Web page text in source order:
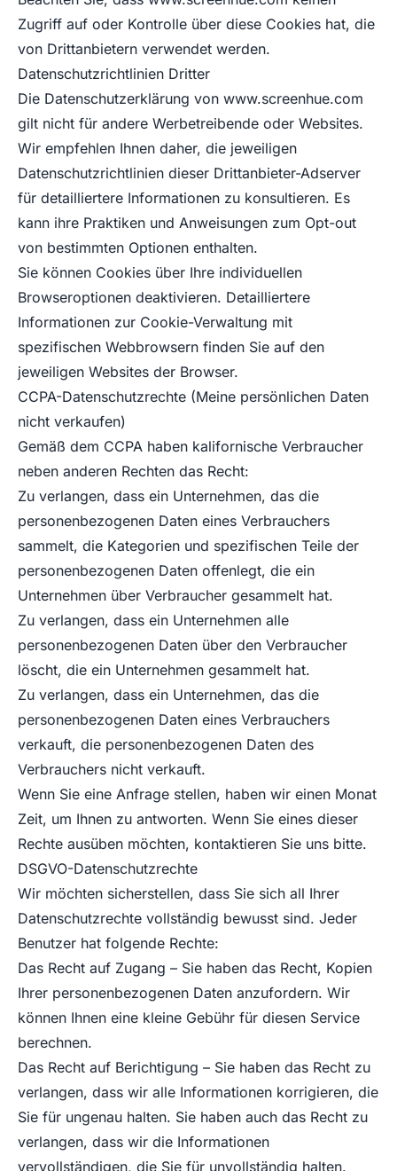
Zugriff auf oder Kontrolle über diese Cookies hat, die
von Drittanbietern verwendet werden.
Datenschutzrichtlinien Dritter
Die Datenschutzerklärung von www.screenhue.com
gilt nicht für andere Werbetreibende oder Websites.
Wir empfehlen Ihnen daher, die jeweiligen
Datenschutzrichtlinien dieser Drittanbieter-Adserver
für detailliertere Informationen zu konsultieren. Es
kann ihre Praktiken und Anweisungen zum Opt-out
von bestimmten Optionen enthalten.
Sie können Cookies über Ihre individuellen
Browseroptionen deaktivieren. Detailliertere
Informationen zur Cookie-Verwaltung mit
spezifischen Webbrowsern finden Sie auf den
jeweiligen Websites der Browser.
CCPA-Datenschutzrechte (Meine persönlichen Daten
nicht verkaufen)
Gemäß dem CCPA haben kalifornische Verbraucher
neben anderen Rechten das Recht:
Zu verlangen, dass ein Unternehmen, das die
personenbezogenen Daten eines Verbrauchers
sammelt, die Kategorien und spezifischen Teile der
personenbezogenen Daten offenlegt, die ein
Unternehmen über Verbraucher gesammelt hat.
Zu verlangen, dass ein Unternehmen alle
personenbezogenen Daten über den Verbraucher
löscht, die ein Unternehmen gesammelt hat.
Zu verlangen, dass ein Unternehmen, das die
personenbezogenen Daten eines Verbrauchers
verkauft, die personenbezogenen Daten des
Verbrauchers nicht verkauft.
Wenn Sie eine Anfrage stellen, haben wir einen Monat
Zeit, um Ihnen zu antworten. Wenn Sie eines dieser
Rechte ausüben möchten, kontaktieren Sie uns bitte.
DSGVO-Datenschutzrechte
Wir möchten sicherstellen, dass Sie sich all Ihrer
Datenschutzrechte vollständig bewusst sind. Jeder
Benutzer hat folgende Rechte:
Das Recht auf Zugang – Sie haben das Recht, Kopien
Ihrer personenbezogenen Daten anzufordern. Wir
können Ihnen eine kleine Gebühr für diesen Service
berechnen.
Das Recht auf Berichtigung – Sie haben das Recht zu
verlangen, dass wir alle Informationen korrigieren, die
Sie für ungenau halten. Sie haben auch das Recht zu
verlangen, dass wir die Informationen
vervollständigen, die Sie für unvollständig halten.